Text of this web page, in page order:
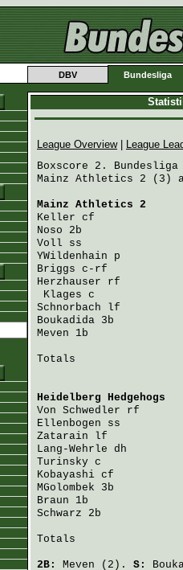
DBV Bundesliga
League Overview|
League
Boxscore 2. Bundesliga
Mainz Athletics 2 (3)
Mainz Athletics 2
Keller cf
Noso 2b
Voll ss
YWildenhain p
Briggs c-rf
Herzhauser rf
Klages c
Schnorbach lf
Boukadida 3b
Meven 1b
Totals
Heidelberg Hedgehogs
Von Schwedler rf
Ellenbogen ss
Zatarain lf
Lang-Wehrle dh
Turinsky c
Kobayashi cf
MGolombek 3b
Braun 1b
Schwarz 2b
Totals
2B: Meven (2). S: